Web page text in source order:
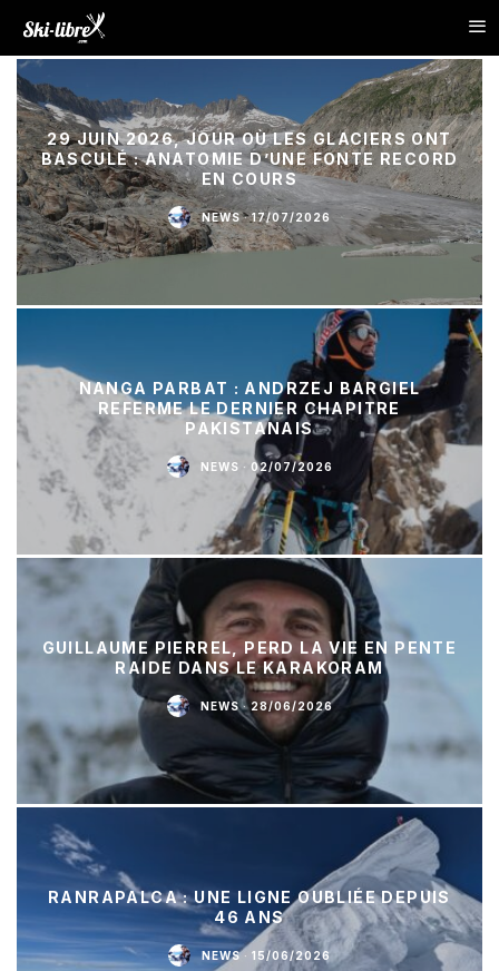
29 JUIN 2026, JOUR OÙ LES GLACIERS ONT
BASCULÉ : ANATOMIE D’UNE FONTE RECORD
EN COURS
NEWS · 17/07/2026
NANGA PARBAT : ANDRZEJ BARGIEL
REFERME LE DERNIER CHAPITRE
PAKISTANAIS
NEWS · 02/07/2026
GUILLAUME PIERREL, PERD LA VIE EN PENTE
RAIDE DANS LE KARAKORAM
NEWS · 28/06/2026
RANRAPALCA : UNE LIGNE OUBLIÉE DEPUIS
46 ANS
NEWS · 15/06/2026